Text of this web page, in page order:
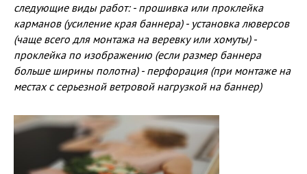
следующие виды работ: - прошивка или проклейка
карманов (усиление края баннера) - установка люверсов
(чаще всего для монтажа на веревку или хомуты) -
проклейка по изображению (если размер баннера
больше ширины полотна) - перфорация (при монтаже на
местах с серьезной ветровой нагрузкой на баннер)